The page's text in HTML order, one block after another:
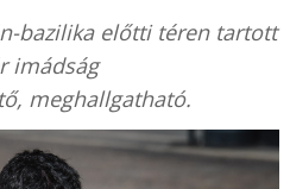
bazilika előtti téren tartott
imádság
meghallgatható.